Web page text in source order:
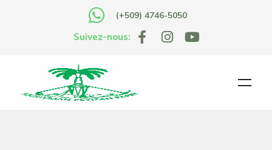
(+509) 4746-5050
Suivez-nous: